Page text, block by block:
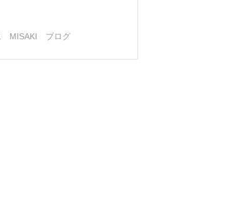
MISAKI ブログ